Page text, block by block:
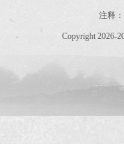
注释
Copyright 2026-